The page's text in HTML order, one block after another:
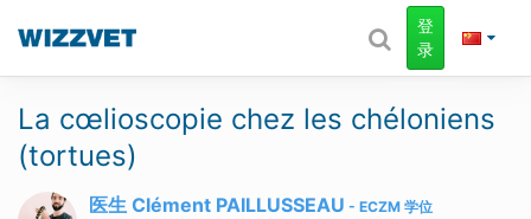
登
录
La cœlioscopie chez les chéloniens
(tortues)
医生 Clément PAILLUSSEAU ECZM 学位